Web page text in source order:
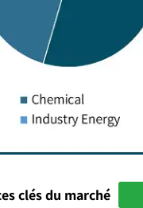
clés du marché